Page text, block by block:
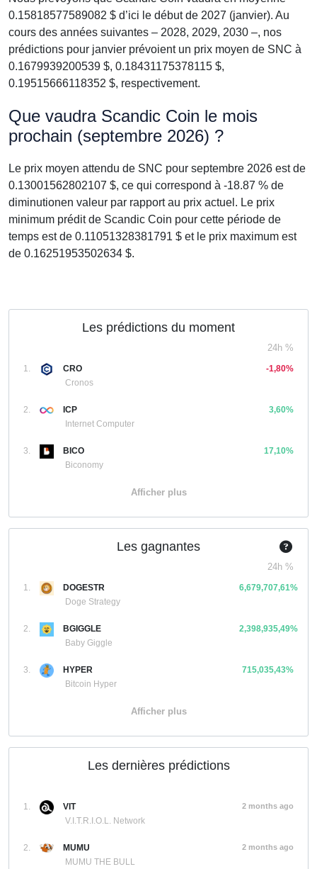
0.15818577589082 $ d’ici le début de 2027 (janvier). Au
cours des années suivantes – 2028, 2029, 2030 –, nos
prédictions pour janvier prévoient un prix moyen de SNC à
0.1679939200539 $, 0.18431175378115 $,
0.19515666118352 $, respectivement.
Que vaudra Scandic Coin le mois
prochain (septembre 2026) ?
Le prix moyen attendu de SNC pour septembre 2026 est de
0.13001562802107 $, ce qui correspond à -18.87 % de
diminutionen valeur par rapport au prix actuel. Le prix
minimum prédit de Scandic Coin pour cette période de
temps est de 0.11051328381791 $ et le prix maximum est
de 0.16251953502634 $.
Les prédictions du moment
24h %
1.
CRO
Cronos
-1,80%
2.
ICP
Internet Computer
3,60%
3.
BICO
Biconomy
17,10%
Afficher plus
Les gagnantes
24h %
1.
DOGESTR
Doge Strategy
6,679,707,61%
2.
BGIGGLE
Baby Giggle
2,398,935,49%
3.
HYPER
Bitcoin Hyper
715,035,43%
Afficher plus
Les dernières prédictions
1.
VIT
V.I.T.R.I.O.L. Network
2 months ago
2.
MUMU
MUMU THE BULL
2 months ago